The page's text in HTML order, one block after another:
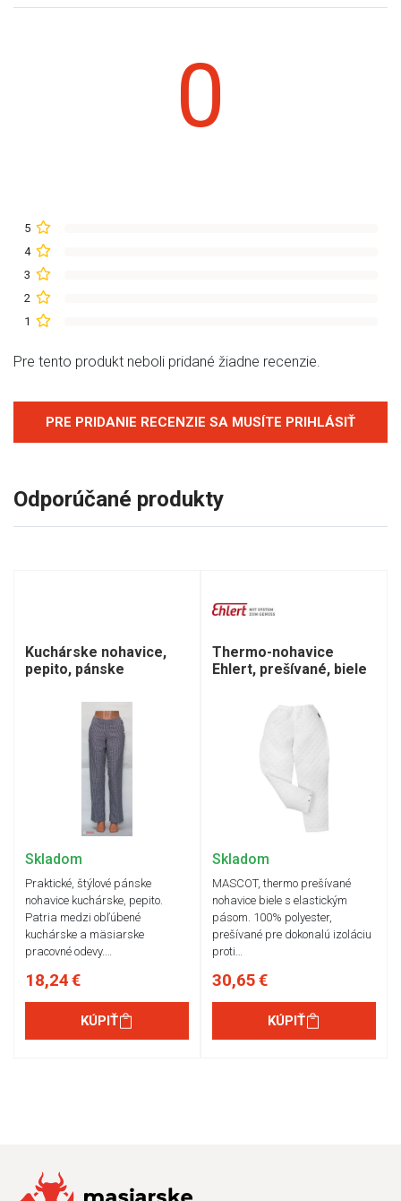
0
5
4
3
2
1
Pre tento produkt neboli pridané žiadne recenzie.
PRE PRIDANIE RECENZIE SA MUSÍTE PRIHLÁSIŤ
Odporúčané produkty
Kuchárske nohavice,
pepito, pánske
Skladom
Praktické, štýlové pánske
nohavice kuchárske, pepito.
Patria medzi obľúbené
kuchárske a mäsiarske
pracovné odevy.…
18,24 €
KÚPIŤ
Thermo-nohavice
Ehlert, prešívané, biele
Skladom
MASCOT, thermo prešívané
nohavice biele s elastickým
pásom. 100% polyester,
prešívané pre dokonalú izoláciu
proti…
30,65 €
KÚPIŤ